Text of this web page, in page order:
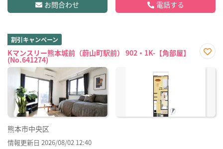
お問合わせ 電話する
割引キャンペーン
Kマンスリー熊本城前（蔚山町駅前） 902・1K-【角部屋】
(No.641274)
に入
熊本市中央区
情報更新日 2026/08/02 12:40